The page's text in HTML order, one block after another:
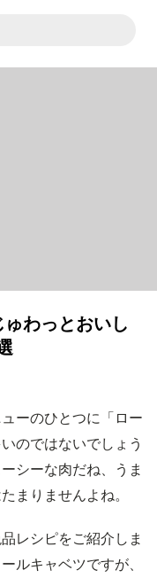
わっとおいし
ーのひとつに「ロー
のではないでしょう
シーな肉だね、うま
まりませんよね。
レシピをご紹介しま
ルキャベツですが、